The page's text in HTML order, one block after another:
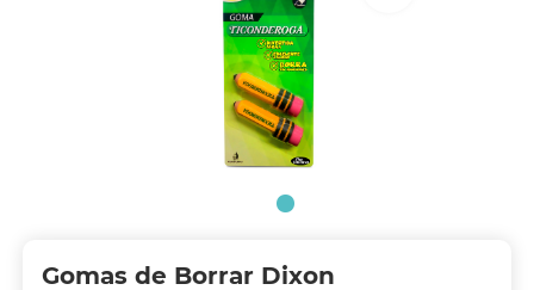
Gomas de Borrar Dixon